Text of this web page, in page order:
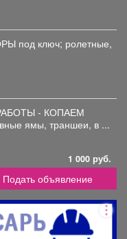
под ключ; ролетные,
- КОПАЕМ
ямы, траншеи, в ...
1 000 руб.
Подать объявление